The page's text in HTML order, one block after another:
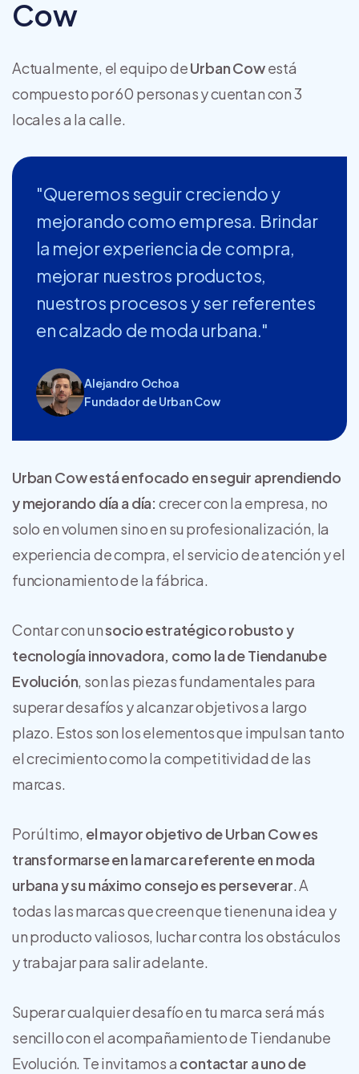
Cow
Actualmente, el equipo deUrban Cowestá
compuesto por 60 personas y cuentan con 3
locales a la calle.
"Queremos seguir creciendo y
mejorando como empresa. Brindar
la mejor experiencia de compra,
mejorar nuestros productos,
nuestros procesos y ser referentes
en calzado de moda urbana."
Alejandro Ochoa
Fundador de Urban Cow
Urban Cow está enfocado en seguir aprendiendo
y mejorando día a día: crecer con la empresa, no
solo en volumen sino en su profesionalización, la
experiencia de compra, el servicio de atención y el
funcionamiento de la fábrica.
Contar con unsocio estratégico robusto y
tecnología innovadora, como la de Tiendanube
Evolución, son las piezas fundamentales para
superar desafíos y alcanzar objetivos a largo
plazo. Estos son los elementos que impulsan tanto
el crecimiento como la competitividad de las
marcas.
Por último, el mayor objetivo de Urban Cow es
transformarse en la marca referente en moda
urbana y su máximo consejo es perseverar. A
todas las marcas que creen que tienen una idea y
un producto valiosos, luchar contra los obstáculos
y trabajar para salir adelante.
Superar cualquier desafío en tu marca será más
sencillo con el acompañamiento de Tiendanube
Evolución. Te invitamos a contactar a uno de